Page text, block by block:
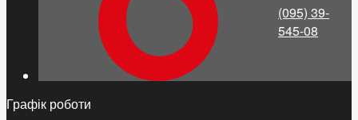
(095) 39-
545-08
Графік роботи